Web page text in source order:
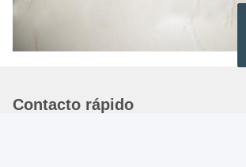
Contacto rápido